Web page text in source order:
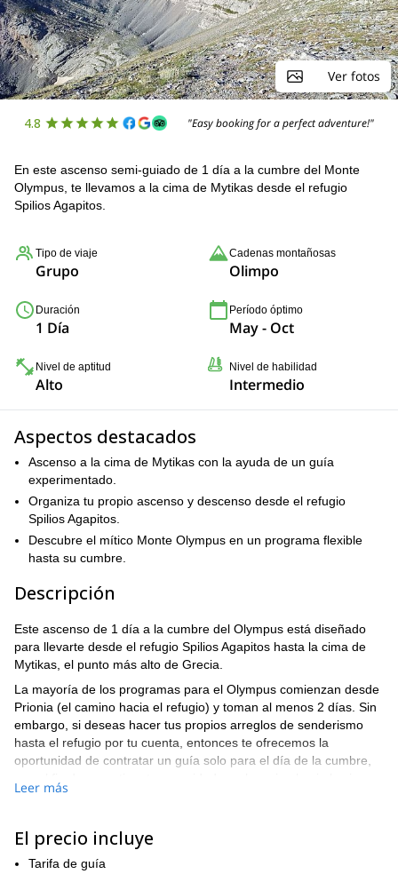
Ver fotos
4.8 "Easy booking for a perfect adventure!"
En este ascenso semi-guiado de 1 día a la cumbre del Monte
Olympus, te llevamos a la cima de Mytikas desde el refugio
Spilios Agapitos.
Tipo de viaje
Grupo
Cadenas montañosas
Olimpo
Duración
1 Día
Período óptimo
May - Oct
Nivel de aptitud
Alto
Nivel de habilidad
Intermedio
Aspectos destacados
Ascenso a la cima de Mytikas con la ayuda de un guía
experimentado.
Organiza tu propio ascenso y descenso desde el refugio
Spilios Agapitos.
Descubre el mítico Monte Olympus en un programa flexible
hasta su cumbre.
Descripción
Este ascenso de 1 día a la cumbre del Olympus está diseñado
para llevarte desde el refugio Spilios Agapitos hasta la cima de
Mytikas, el punto más alto de Grecia.
La mayoría de los programas para el Olympus comienzan desde
Prionia (el camino hacia el refugio) y toman al menos 2 días. Sin
embargo, si deseas hacer tus propios arreglos de senderismo
hasta el refugio por tu cuenta, entonces te ofrecemos la
oportunidad de contratar un guía solo para el día de la cumbre,
proporcionarte un casco y cuerda), y luego partiremos. En total,
nos llevará alrededor de 6 horas llegar a la cumbre de Mytikas
desde Spilios Agapitos y volver. También ofrecemos la opción de
Leer más
El precio incluye
Tarifa de guía